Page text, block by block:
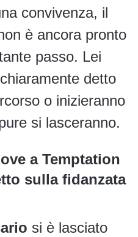
convivenza, il
è ancora pronto
passo. Lei
detto
o inizieranno
si lasceranno.
a Temptation
sulla fidanzata
si è lasciato